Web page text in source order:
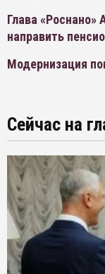
Глава
направить
Модернизация
Сейчас на